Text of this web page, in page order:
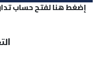
إضغط هنا لفتح حساب